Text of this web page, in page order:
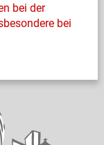
bei der
bei